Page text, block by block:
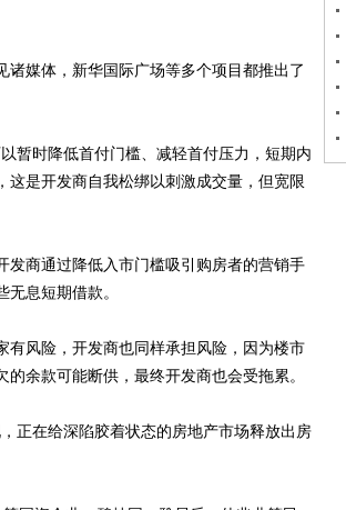
媒体，新华国际广场等多个项目都推出了
暂时降低首付门槛、减轻首付压力，短期内
是开发商自我松绑以刺激成交量，但宽限
商通过降低入市门槛吸引购房者的营销手
息短期借款。
风险，开发商也同样承担风险，因为楼市
余款可能断供，最终开发商也会受拖累。
正在给深陷胶着状态的房地产市场释放出房